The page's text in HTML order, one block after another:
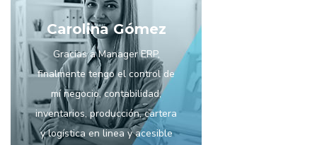
Carolina Gómez
Gracias a Manager ERP,
finalmente tengo el control de
mí negocio, contabilidad,
inventarios, producción, cartera
y logística en linea y acesible